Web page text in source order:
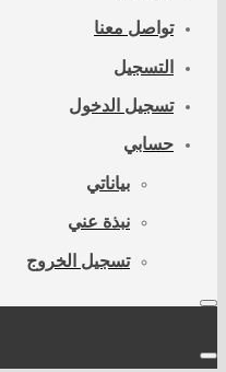
تواصل معنا
التسجيل
تسجيل الدخول
حسابي
بياناتي
نبذة عني
تسجيل الخروج